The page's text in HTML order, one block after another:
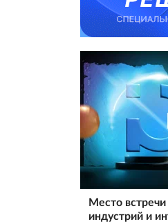
Место
индустрий и